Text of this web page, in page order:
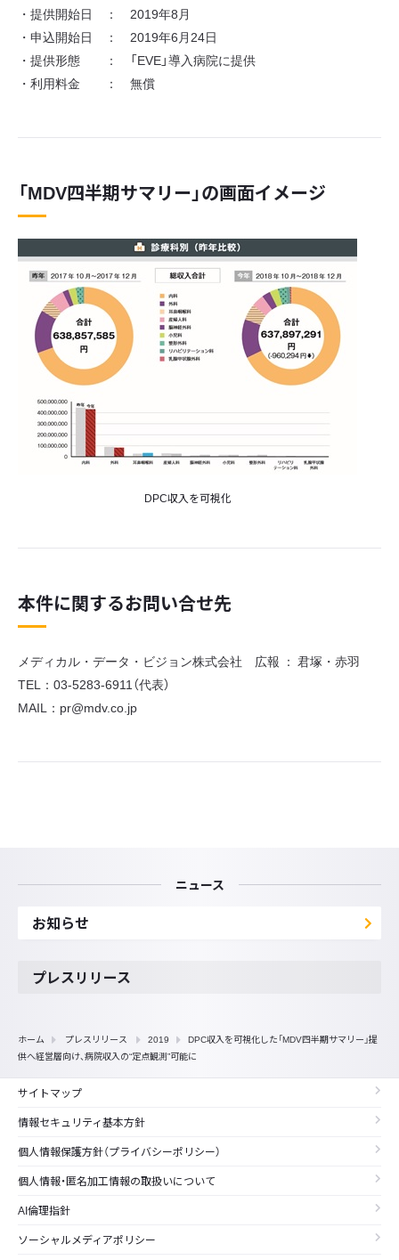
・提供開始日 ： 2019年8月
・申込開始日 ： 2019年6月24日
・提供形態 ： 「EVE」導入病院に提供
・利用料金 ： 無償
「MDV四半期サマリー」の画面イメージ
DPC収入を可視化
本件に関するお問い合せ先
メディカル・データ・ビジョン株式会社 広報 ： 君塚・赤羽
TEL：03-5283-6911（代表）
MAIL：pr@mdv.co.jp
ニュース
お知らせ
プレスリリース
ホーム プレスリリース 2019
DPC収入を可視化した「MDV四半期サマリー」提
供へ経営層向け、病院収入の“定点観測”可能に
サイトマップ
情報セキュリティ基本方針
個人情報保護方針（プライバシーポリシー）
個人情報・匿名加工情報の取扱いについて
AI倫理指針
ソーシャルメディアポリシー